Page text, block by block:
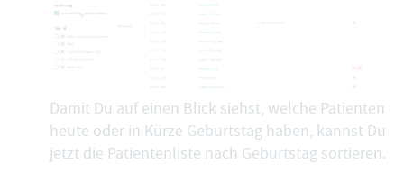
Damit Du auf einen Blick siehst, welche Patienten
heute oder in Kürze Geburtstag haben, kannst Du
jetzt die Patientenliste nach Geburtstag sortieren.